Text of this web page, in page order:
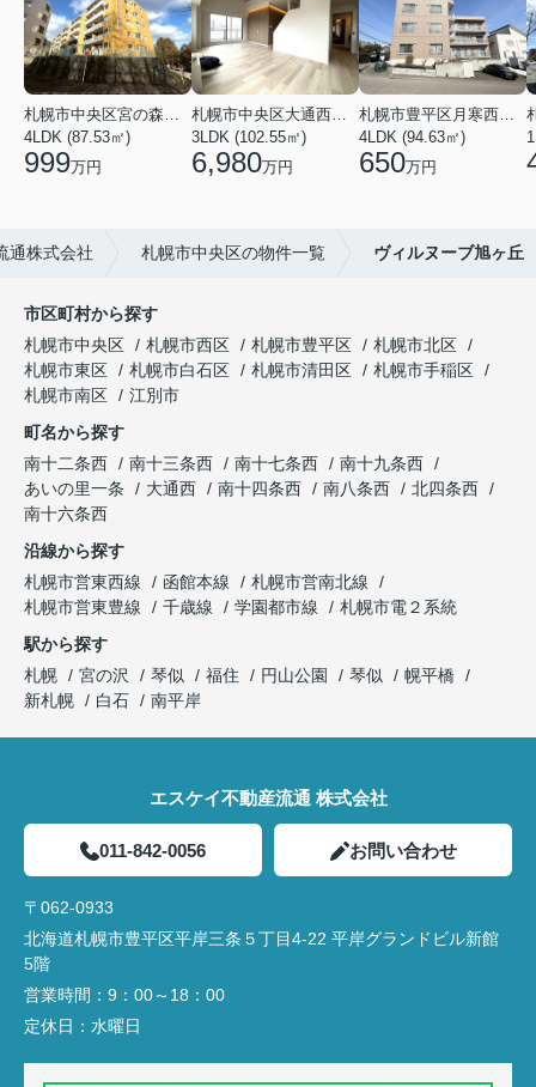
札幌市中央区宮の森一条１６丁目
4LDK (87.53㎡)
999万円
札幌市中央区大通西１６丁目
3LDK (102.55㎡)
6,980万円
札幌市豊平区月寒西三条６丁目
4LDK (94.63㎡)
650万円
通株式会社 札幌市中央区の物件一覧 ヴィルヌーブ旭ヶ丘
市区町村から探す
札幌市中央区
札幌市西区 札幌市豊平区
札幌市北区
札幌市東区
札幌市白石区 札幌市清田区
札幌市手稲区
札幌市南区
江別市
町名から探す
南十二条西
南十三条西 南十七条西
南十九条西
あいの里一条
大通西 南十四条西 南八条西
北四条西
南十六条西
沿線から探す
札幌市営東西線
函館本線
札幌市営南北線
札幌市営東豊線
千歳線 学園都市線
札幌市電２系統
駅から探す
札幌
宮の沢 琴似 福住 円山公園 琴似
幌平橋
新札幌
白石 南平岸
エスケイ不動産流通 株式会社
011-842-0056 お問い合わせ
〒062-0933
北海道札幌市豊平区平岸三条５丁目4-22 平岸グランドビル新館
5階
営業時間： 9：00～18：00
定休日： 水曜日